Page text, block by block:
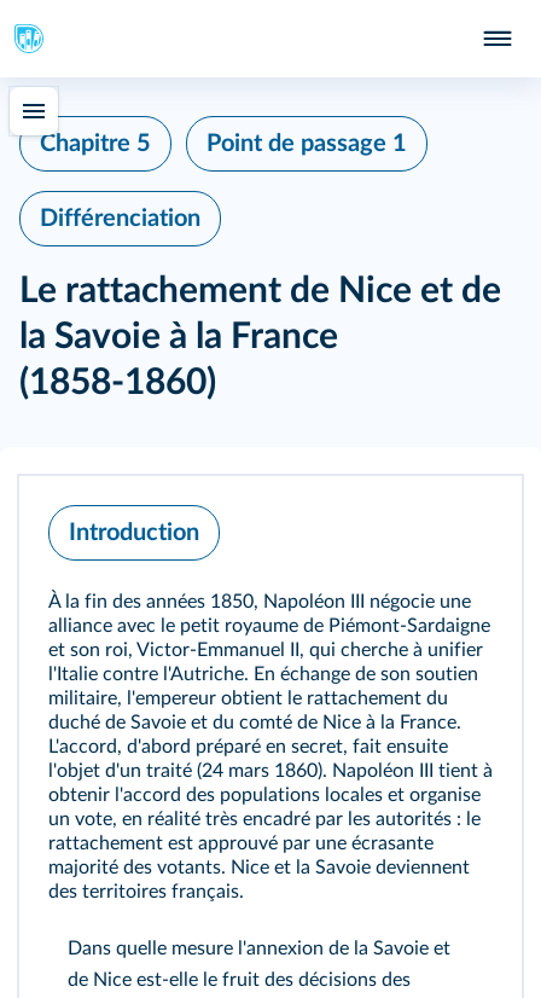
Chapitre 5 Point de passage 1
Différenciation
Le rattachement de Nice et de
la Savoie à la France
(1858‑1860)
Introduction
À la fin des années 1850, Napoléon III négocie une
alliance avec le petit royaume de Piémont‑Sardaigne
et son roi, Victor‑Emmanuel II, qui cherche à unifier
l'Italie contre l'Autriche. En échange de son soutien
militaire, l'empereur obtient le rattachement du
duché de Savoie et du comté de Nice à la France.
L'accord, d'abord préparé en secret, fait ensuite
l'objet d'un traité (24 mars 1860). Napoléon III tient à
obtenir l'accord des populations locales et organise
un vote, en réalité très encadré par les autorités : le
rattachement est approuvé par une écrasante
majorité des votants. Nice et la Savoie deviennent
des territoires français.
Dans quelle mesure l'annexion de la Savoie et
de Nice est‑elle le fruit des décisions des